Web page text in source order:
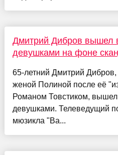
Дмитрий Дибров вышел
девушками на фоне
65-летний Дмитрий Дибров,
женой Полиной после её
Романом Товстиком, вышел
девушками. Телеведущий
мюзикла "Ва...